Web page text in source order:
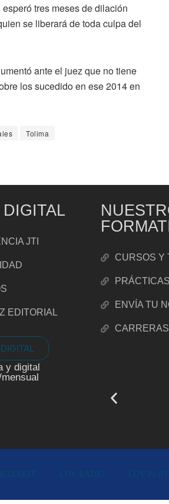
tres meses de dilación
se liberará de toda culpa del
ante el juez que no tiene
los sucedido en ese 2014 en
Tolima
JTI
EDITORIAL
y digital
CURSOS Y
PRÁCTICAS
ENVÍA TU
CARRERAS
LOV RADIO LOV PLAY